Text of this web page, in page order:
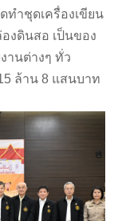
ทำชุดเครื่องเขียน
งดินสอ เป็นของ
านต่างๆ ทั่ว
ล้าน 8 แสนบาท